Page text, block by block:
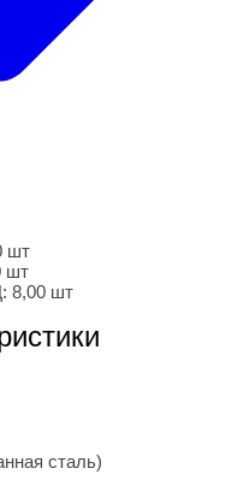
шт
шт
: 8,00 шт
сталь)